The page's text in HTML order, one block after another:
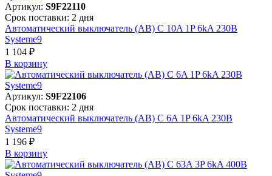
Артикул: S9F22110
Срок поставки: 2 дня
Автоматический выключатель (АВ) C 10A 1P 6kA 230В
Systeme9
1 104 ₽
В корзинy
Артикул: S9F22106
Срок поставки: 2 дня
Автоматический выключатель (АВ) C 6A 1P 6kA 230В
Systeme9
1 196 ₽
В корзинy